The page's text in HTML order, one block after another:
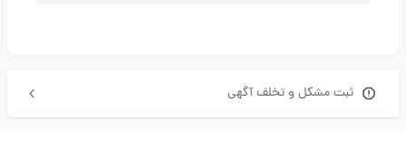
ثبت مشکل و تخلف آگهی